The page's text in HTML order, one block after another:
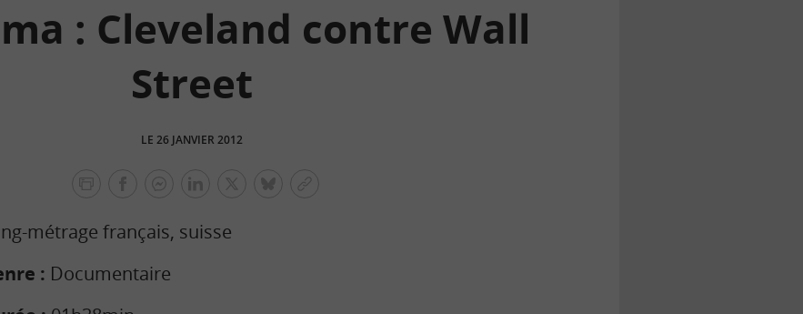
: Cleveland contre Wall
Street
LE 26 JANVIER 2012
métrage français, suisse
: Documentaire